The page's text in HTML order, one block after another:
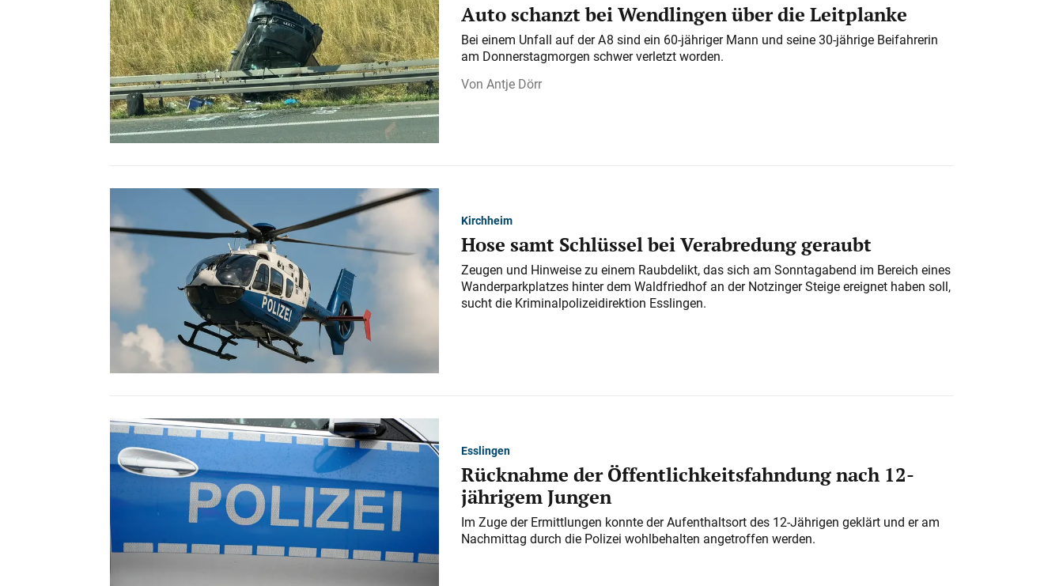
Auto schanzt bei Wendlingen über die Leitplanke
Bei einem Unfall auf der A 8 sind ein 60-jähriger Mann und seine 30-jährige Beifahrerin
am Donnerstagmorgen schwer verletzt worden.
Antje Dörr
Kirchheim
Hose samt Schlüssel bei Verabredung geraubt
Zeugen und Hinweise zu einem Raubdelikt, das sich am Sonntagabend im Bereich eines
Wanderparkplatzes hinter dem Waldfriedhof an der Notzinger Steige ereignet haben soll,
sucht die Kriminalpolizeidirektion Esslingen.
Esslingen
Rücknahme der Öffentlichkeitsfahndung nach 12-
jährigem Jungen
Im Zuge der Ermittlungen konnte der Aufenthaltsort des 12-Jährigen geklärt und er am
Nachmittag durch die Polizei wohlbehalten angetroffen werden.